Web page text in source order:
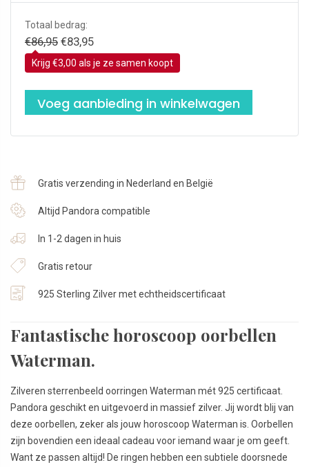
Totaal bedrag:
€86,95 Oorspronkelijke
prijs
was:
€86,95.
€83,95Huidige
prijs
is:
€83,95.
Krijg €3,00 als je ze samen koopt
Voeg aanbieding in winkelwagen
Gratis verzending in Nederland en België
Altijd Pandora compatible
In 1-2 dagen in huis
Gratis retour
925 Sterling Zilver met echtheidscertificaat
Fantastische horoscoop oorbellen
Waterman.
Zilveren sterrenbeeld oorringen Waterman mét 925 certificaat.
Pandora geschikt en uitgevoerd in massief zilver. Jij wordt blij van
deze oorbellen, zeker als jouw horoscoop Waterman is. Oorbellen
zijn bovendien een ideaal cadeau voor iemand waar je om geeft.
Want ze passen altijd! De ringen hebben een subtiele doorsnede